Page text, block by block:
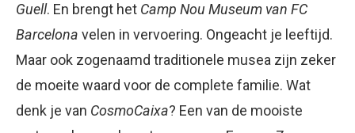
Guell. En brengt het Camp Nou Museum van FC
Barcelona velen in vervoering. Ongeacht je leeftijd.
Maar ook zogenaamd traditionele musea zijn zeker
de moeite waard voor de complete familie. Wat
denk je van CosmoCaixa? Een van de mooiste